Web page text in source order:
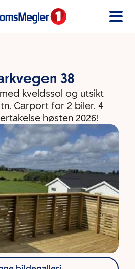
38
kveldssol og utsikt
Carport for 2 biler. 4
høsten 2026!